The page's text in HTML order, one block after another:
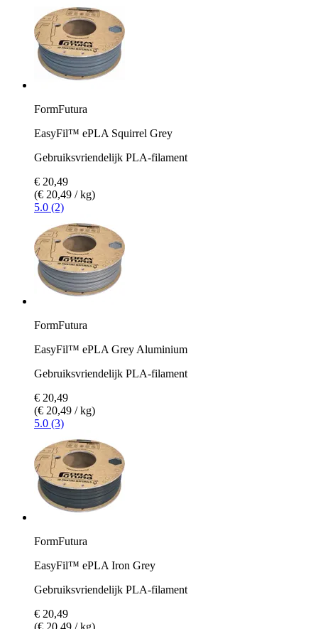
FormFutura
EasyFil™ ePLA Squirrel Grey
Gebruiksvriendelijk PLA-filament
€ 20,49
(€ 20,49 / kg)
5.0 (2)
FormFutura
EasyFil™ ePLA Grey Aluminium
Gebruiksvriendelijk PLA-filament
€ 20,49
(€ 20,49 / kg)
5.0 (3)
FormFutura
EasyFil™ ePLA Iron Grey
Gebruiksvriendelijk PLA-filament
€ 20,49
(€ 20,49 / kg)